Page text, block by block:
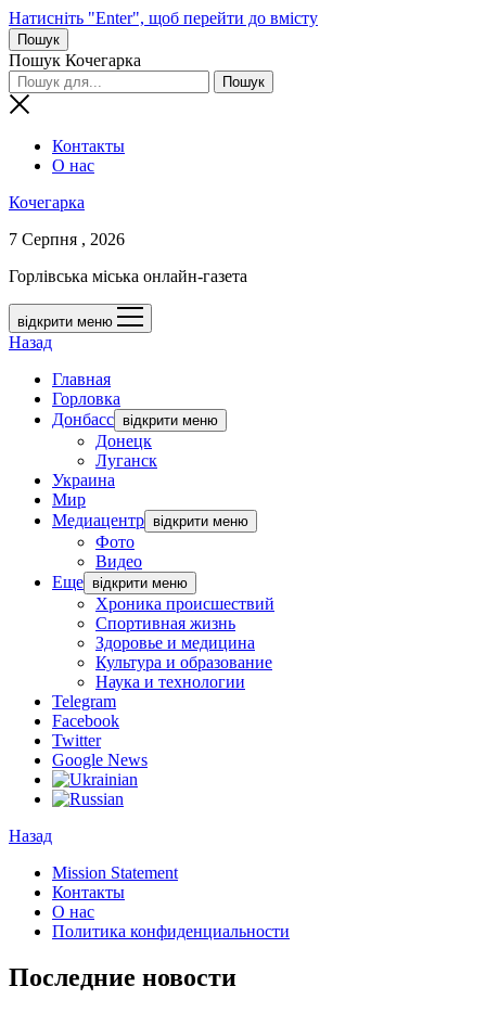
Натисніть "Enter", щоб перейти до вмісту
Пошук
Пошук Кочегарка
Контакты
О нас
Кочегарка
7 Серпня , 2026
Горлівська міська онлайн-газета
відкрити меню
Назад
Главная
Горловка
Донбасс відкрити меню
Донецк
Луганск
Украина
Мир
Медиацентр відкрити меню
Фото
Видео
Еще відкрити меню
Хроника происшествий
Спортивная жизнь
Здоровье и медицина
Культура и образование
Наука и технологии
Telegram
Facebook
Twitter
Google News
Назад
Mission Statement
Контакты
О нас
Политика конфиденциальности
Последние новости